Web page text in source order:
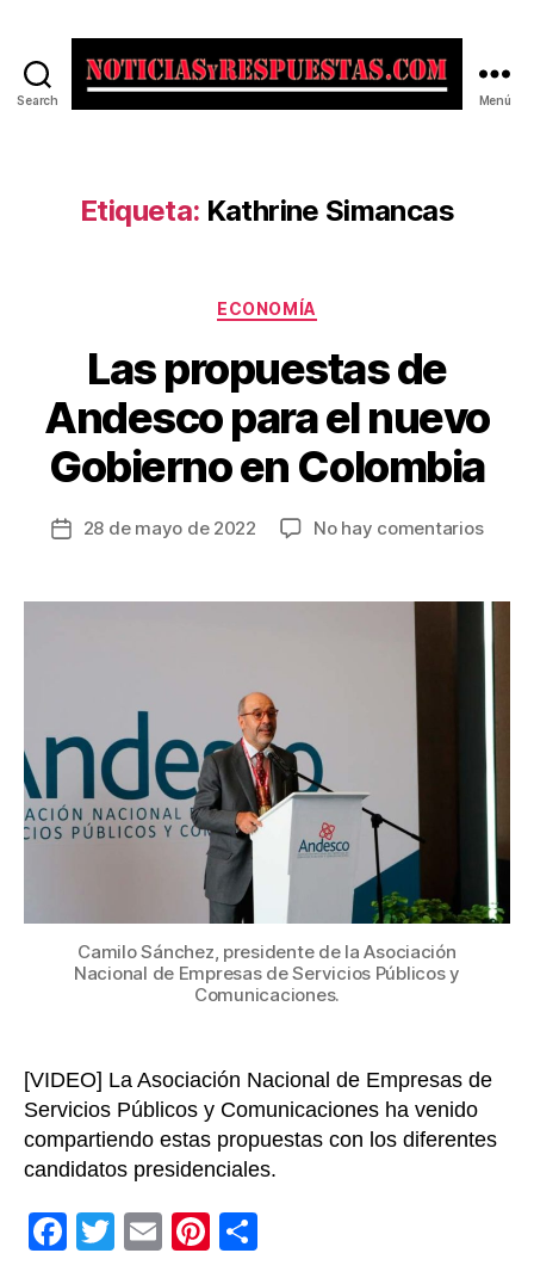
Search Menú
Etiqueta: Kathrine Simancas
Categorías
ECONOMÍA
Las propuestas de
Andesco para el nuevo
Gobierno en Colombia
Fecha
entrada
28 de mayo de 2022 No hay comentariosen
de
para
el
nuevo
en
Camilo Sánchez, presidente de la Asociación
Nacional de Empresas de Servicios Públicos y
Comunicaciones.
[VIDEO] La Asociación Nacional de Empresas de
Servicios Públicos y Comunicaciones ha venido
compartiendo estas propuestas con los diferentes
candidatos presidenciales.
F
T
E
Pi